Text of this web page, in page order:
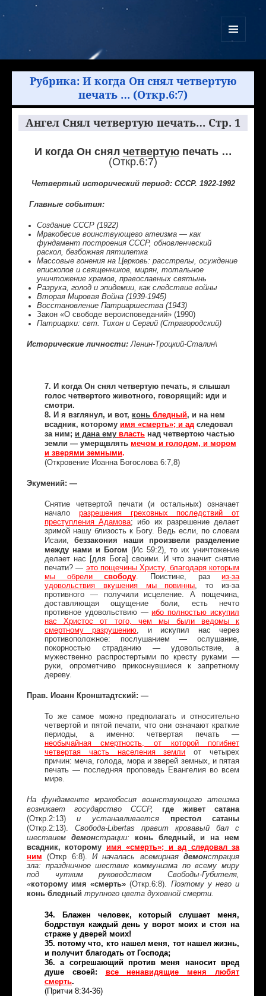
Рубрика: И когда Он снял четвертую
печать … (Откр.6:7)
Ангел Снял четвертую печать… Стр. 1
И когда Он снял четвертуюпечать …
(Откр.6:7)
Четвертый исторический период: СССР. 1922-1992
Главные события:
Создание СССР (1922)
Мракобесие воинствующего атеизма — как
фундамент построения СССР, обновленческий
раскол, безбожная пятилетка
Массовые гонения на Церковь: расстрелы, осуждение
епископов и священников, мирян, тотальное
уничтожение храмов, православных святынь
Разруха, голод и эпидемии, как следствие войны
Вторая Мировая Война (1939-1945)
Восстановление Патриаршества (1943)
Закон «О свободе вероисповеданий» (1990)
Патриархи: свт. Тихон и Сергий (Страгородский)
Исторические личности:Ленин-Троцкий-Сталин\
7. И когда Он снял четвертую печать, я слышал
голос четвертого животного, говорящий: иди и
смотри.
8. И я взглянул, и вот, конь бледный, и на нем
всадник, которому имя «смерть»; и ад следовал
за ним; и дана емувластьнад четвертою частью
земли — умерщвлять мечом и голодом, и мором
и зверями земными.
(Откровение Иоанна Богослова 6:7,8)
Экумений: —
Снятие четвертой печати (и остальных) означает
начало разрешения греховных последствий от
преступления Адамова; ибо их разрешение делает
зримой нашу близость к Богу. Ведь если, по словам
Исаии, беззакония наши произвели разделение
между нами и Богом (Ис 59:2), то их уничтожение
делает нас [для Бога] своими. И что значит снятие
печати? — это пощечины Христу, благодаря которым
мы обрелисвободу. Поистине, разиз-за
удовольствия вкушения мы повинны, то из-за
противного — получили исцеление. А пощечина,
доставляющая ощущение боли, есть нечто
противное удовольствию —ибо полностью искупил
нас Христос от того, чем мы были ведомы к
смертному разрушению, и искупил нас через
противоположное: послушанием — ослушание,
покорностью страданию — удовольствие, а
мужественно распростертыми по кресту руками —
руки, опрометчиво прикоснувшиеся к запретному
дереву.
Прав. Иоанн Кронштадтский: —
То же самое можно предполагать и относительно
четвертой и пятой печати, что они означают краткие
периоды, а именно: четвертая печать —
необычайная смертность, от которой погибнет
четвертая часть населения земли от четырех
причин: меча, голода, мора и зверей земных, и пятая
печать — последняя проповедь Евангелия во всем
мире.
На фундаменте мракобесия воинствующего атеизма
возникает государство СССР, где живет сатана
(Откр.2:13)и устанавливается
престол сатаны
(Откр.2:13).
Свобода-Libertas правит кровавый бал с
шествием демонстрации: конь бледный, и на нем
всадник, которому имя «смерть»; и ад следовал за
ним
(Откр 6:8).И началась всемирнаядемонстрация
зла: праздничное шествие коммунизма по всему миру
под чутким руководством Свободы-Губителя,
«которому имя «смерть» (Откр.6:8). Поэтому у него и
конь бледный трупного цвета духовной смерти.
34. Блажен человек, который слушает меня,
бодрствуя каждый день у ворот моих и стоя на
страже у дверей моих!
35. потому что, кто нашел меня, тот нашел жизнь,
и получит благодать от Господа;
36. а согрешающий против меня наносит вред
душе своей: все ненавидящие меня любят
смерть.
(Притчи 8:34-36)